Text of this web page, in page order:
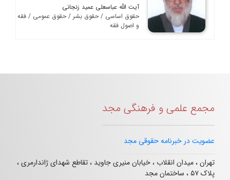
آیت الله عباسعلی عمید زنجانی
حقوق اساسی / حقوق بشر / حقوق عمومی / فقه
و اصول فقه
مجمع علمی و فرهنگی مجد
عضویت در خبرنامه حقوقی مجد
تهران ، میدان انقلاب ، خیابان منیری جاوید ، تقاطع شهدای ژاندارمری ،
پلاک ۵۷ ، ساختمان مجد